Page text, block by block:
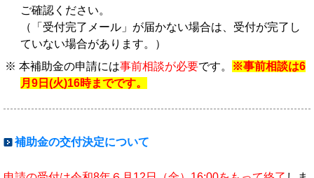
ご確認ください。
（「受付完了メール」が届かない場合は、受付が完了し
ていない場合があります。）
本補助金の申請には事前相談が必要です。
※事前相談は6
月9日(火)16時までです。
補助金の交付決定について